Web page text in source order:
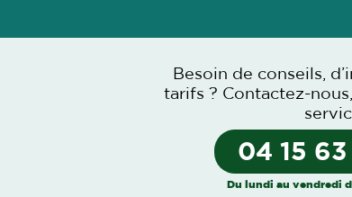
Besoin de conseils,
tarifs ? Contactez-nous
04 15
Du lundi au vendredi